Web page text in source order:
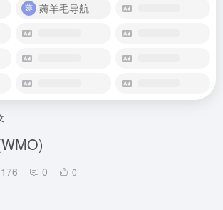
薅羊毛导航
176 0 0